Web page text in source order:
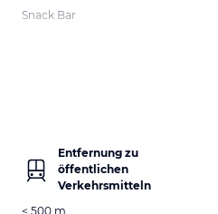
Snack Bar
Entfernung zu
öffentlichen
Verkehrsmitteln
< 500 m